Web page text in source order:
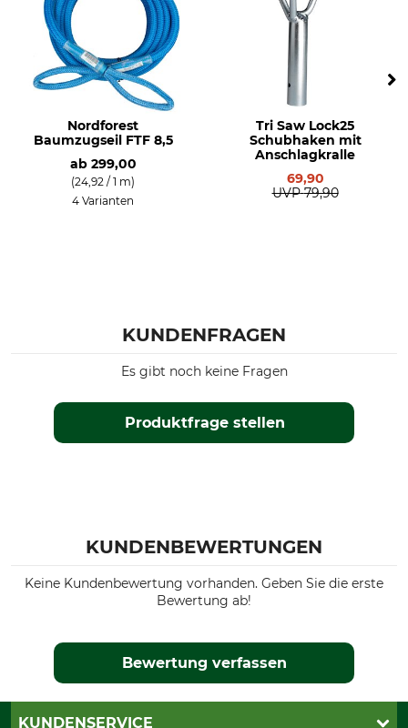
Nordforest
Baumzugseil FTF 8,5
ab 299,00
(24,92 / 1 m)
4 Varianten
Tri Saw Lock25
Schubhaken mit
Anschlagkralle
69,90
UVP 79,90
KUNDENFRAGEN
Produktfrage stellen
Es gibt noch keine Fragen
KUNDENBEWERTUNGEN
Keine Kundenbewertung vorhanden. Geben Sie die erste
Bewertung ab!
Bewertung verfassen
KUNDENSERVICE